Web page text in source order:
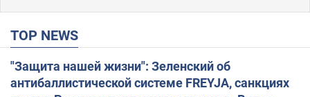
TOP NEWS
"Защита нашей жизни": Зеленский об
антибаллистической системе FREYJA, санкциях